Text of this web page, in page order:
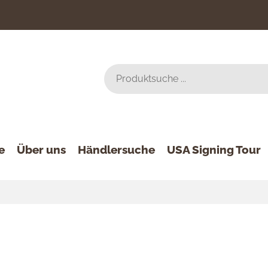
Über uns Händlersuche USA Signing Tour